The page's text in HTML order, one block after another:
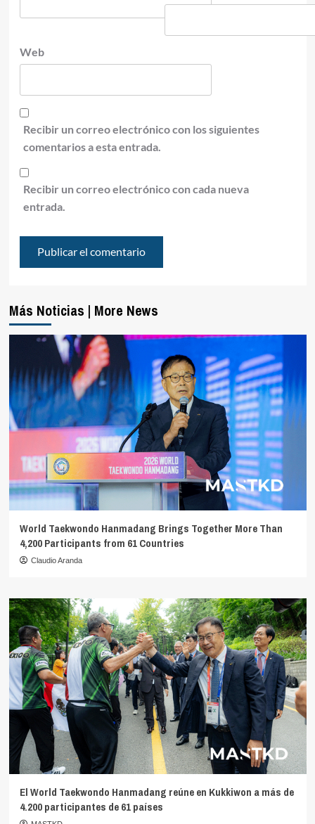
Web
Recibir un correo electrónico con los siguientes
comentarios a esta entrada.
Recibir un correo electrónico con cada nueva
entrada.
Más Noticias | More News
World Taekwondo Hanmadang Brings Together More Than
4,200 Participants from 61 Countries
Claudio Aranda
El World Taekwondo Hanmadang reúne en Kukkiwon a más de
4.200 participantes de 61 países